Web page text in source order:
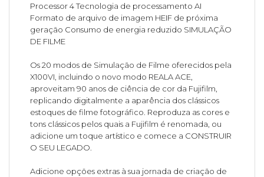
Processor 4 Tecnologia de processamento AI
Formato de arquivo de imagem HEIF de próxima
geração Consumo de energia reduzido SIMULAÇÃO
DE FILME
Os 20 modos de Simulação de Filme oferecidos pela
X100VI, incluindo o novo modo REALA ACE,
aproveitam 90 anos de ciência de cor da Fujifilm,
replicando digitalmente a aparência dos clássicos
estoques de filme fotográfico. Reproduza as cores e
tons clássicos pelos quais a Fujifilm é renomada, ou
adicione um toque artístico e comece a CONSTRUIR
O SEU LEGADO.
Adicione opções extras à sua jornada de criação de